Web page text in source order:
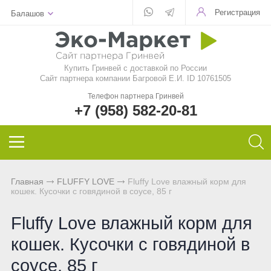
Для стекла
Для посуды
Инволвер
Для чистки зубов
Для очков
Для стирки
Чистящие средства
Текстиль
Кондиционер для волос
Натуральное мыло
Минеральная косметика
Декоративная косметика
Маски и бустер
Эфирные масла
Кондиционер для волос
Натуральное мыло
Зубная паста и порошок
Спонжи для зубов
Средства женской гигиены
Природный сорбент
Восстанавливающий гель
Фульвовые кислоты
Функциональные напитки
Функциональное питание
Функциональные леденцы
Функциональные чаи
Ежедневные чаи
Функциональные напитки
Чай дыхательный
Женский чай
Мужской чай
Чай для похудения
Aquamagic
Aquamatic
Sharme
Welllab
Hemp
Балашов Регистрация
Купить Гринвей c доставкой по России
Сайт партнера компании Багровой Е.И. ID 10761505
Телефон партнера Гринвей
+7 (958) 582-20-81
Главная FLUFFY LOVE
Fluffy Love влажный корм для
кошек. Кусочки с говядиной в соусе, 85 г
Fluffy Love влажный корм для
кошек. Кусочки с говядиной в
соусе, 85 г